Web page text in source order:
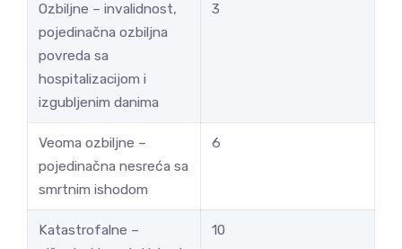
Ozbiljne – invalidnost,
pojedinačna ozbiljna
povreda sa
hospitalizacijom i
izgubljenim danima
3
Veoma ozbiljne –
pojedinačna nesreća sa
smrtnim ishodom
6
Katastrofalne –
10